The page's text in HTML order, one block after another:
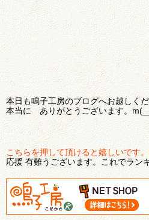
本日も鳴子工房のブログへお越しく
本当に ありがとうございます。
こちらを押して頂けると嬉しいです
応援 有難うございます。これでラン